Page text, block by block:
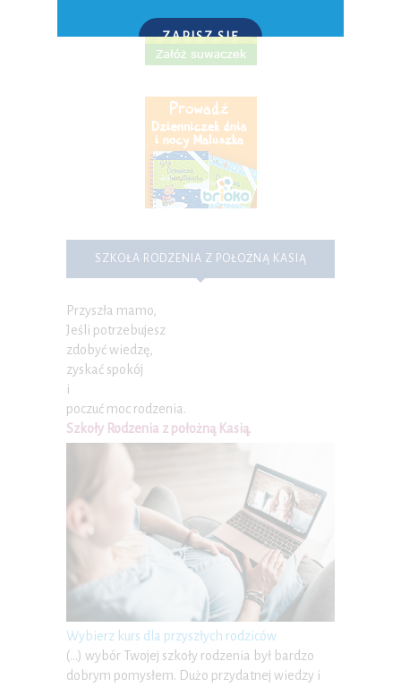
SZKOŁA RODZENIA Z POŁOŻNĄ KASIĄ
Przyszła mamo,
Jeśli potrzebujesz
zdobyć wiedzę,
zyskać spokój
i
poczuć moc rodzenia.
Szkoły Rodzenia z położną Kasią.
Wybierz kurs dla przyszłych rodziców
(…) wybór Twojej szkoły rodzenia był bardzo
dobrym pomysłem. Dużo przydatnej wiedzy i
ZAPISZ SIĘ